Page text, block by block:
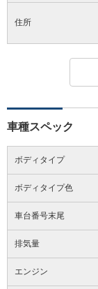
住所
車種スペック
ボディタイプ
ボディタイプ色
車台番号末尾
排気量
エンジン